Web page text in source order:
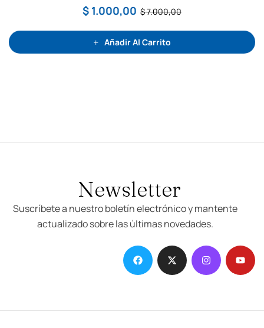
o
n
d
5
$7.000,00
$ 1.000,00
Añadir Al Carrito
Newsletter
Suscríbete a nuestro boletín electrónico y mantente
actualizado sobre las últimas novedades.